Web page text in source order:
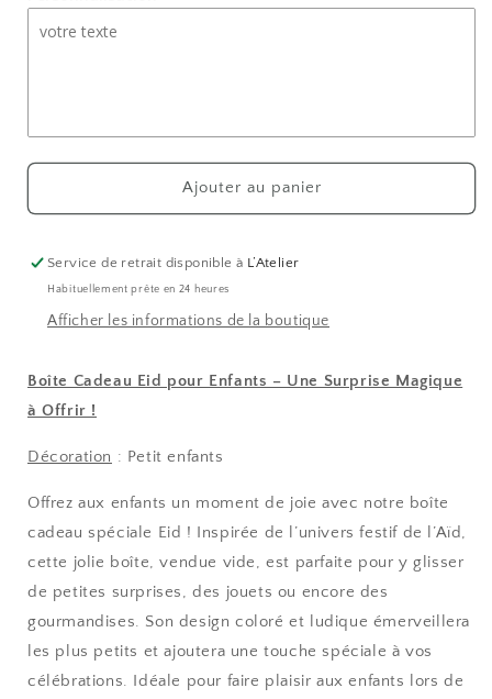
Boîte
Ajouter au panier
Service de retrait disponible à L’Atelier
Habituellement prête en 24 heures
Afficher les informations de la boutique
Boîte Cadeau Eid pour Enfants – Une Surprise Magique
à Offrir !
Décoration : Petit enfants
Offrez aux enfants un moment de joie avec notre boîte
cadeau spéciale Eid ! Inspirée de l’univers festif de l’Aïd,
cette jolie boîte, vendue vide, est parfaite pour y glisser
de petites surprises, des jouets ou encore des
gourmandises. Son design coloré et ludique émerveillera
les plus petits et ajoutera une touche spéciale à vos
célébrations. Idéale pour faire plaisir aux enfants lors de